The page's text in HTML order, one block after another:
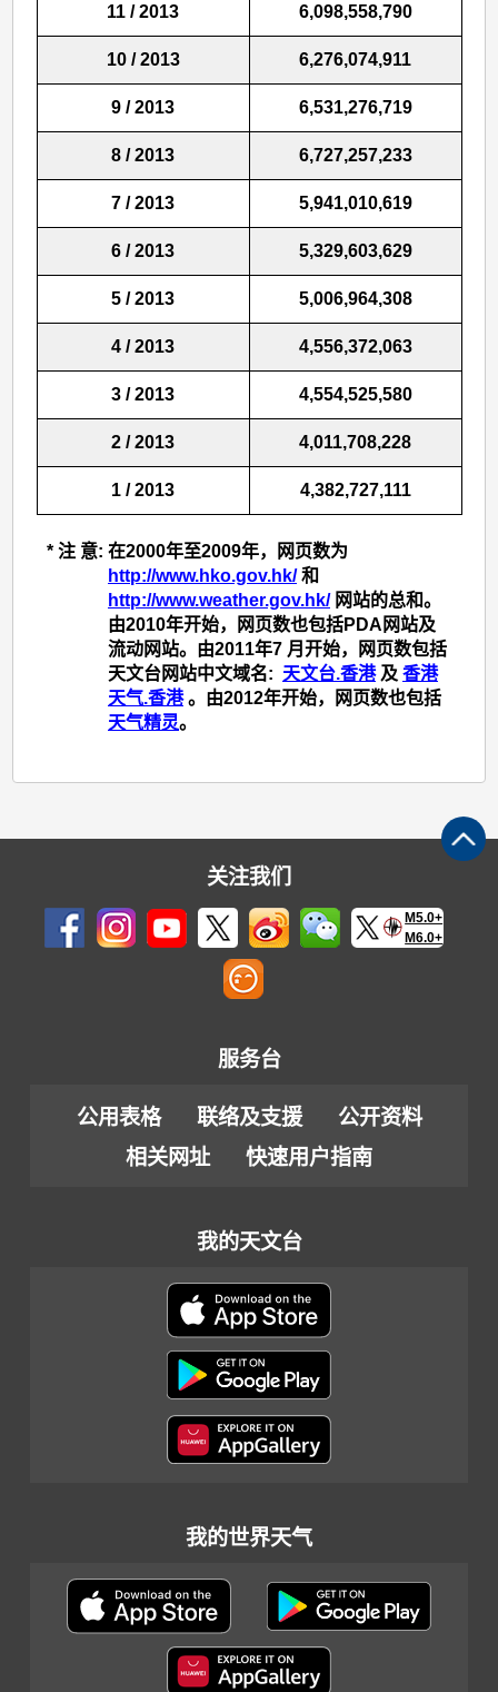
11 / 2013 6,098,558,790
10 / 2013 6,276,074,911
9 / 2013 6,531,276,719
8 / 2013 6,727,257,233
7 / 2013 5,941,010,619
6 / 2013 5,329,603,629
5 / 2013 5,006,964,308
4 / 2013 4,556,372,063
3 / 2013 4,554,525,580
2 / 2013 4,011,708,228
1 / 2013 4,382,727,111
* 注 意: 在2000年至2009年，网页数为
http://www.hko.gov.hk/和
http://www.weather.gov.hk/网站的总和。
由2010年开始，网页数也包括PDA网站及
流动网站。由2011年7 月开始，网页数包括
天文台网站中文域名: 天文台.香港及 香港
天气.香港。由2012年开始，网页数也包括
天气精灵。
关注我们
M5.0+
M6.0+
服务台
公用表格 联络及支援
公开资料
相关网址
快速用户指南
我的天文台
我的世界天气